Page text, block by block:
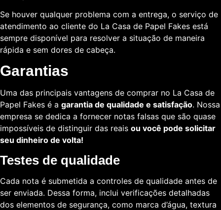
Se houver qualquer problema com a entrega, o serviço de
atendimento ao cliente do La Casa de Papel Fakes está
sempre disponível para resolver a situação de maneira
rápida e sem dores de cabeça.
Garantias
Uma das principais vantagens de comprar no La Casa de
Papel Fakes é a garantia de qualidade e satisfação. Nossa
empresa se dedica a fornecer notas falsas que são quase
impossíveis de distinguir das reais ou você pode solicitar
seu dinheiro de volta!
Testes de qualidade
Cada nota é submetida a controles de qualidade antes de
ser enviada. Dessa forma, inclui verificações detalhadas
dos elementos de segurança, como marca d’água, textura